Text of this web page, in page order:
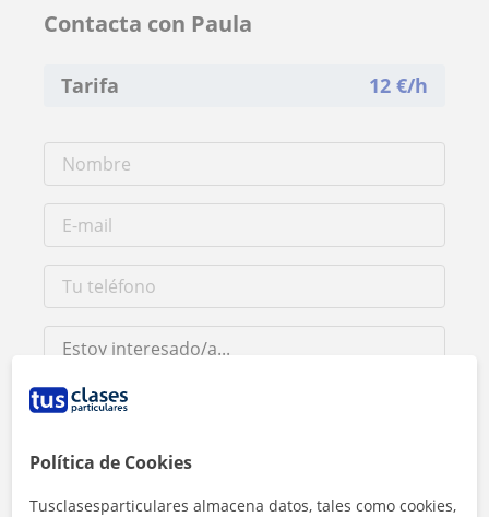
Contacta con Paula
Tarifa 12 €/h
Al hacer clic, aceptas nuestro
Política de Cookies
Tusclasesparticulares almacena datos, tales como cookies,